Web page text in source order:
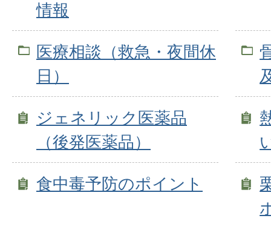
情報
医療相談（救急・夜間休
日）
ジェネリック医薬品
（後発医薬品）
食中毒予防のポイント